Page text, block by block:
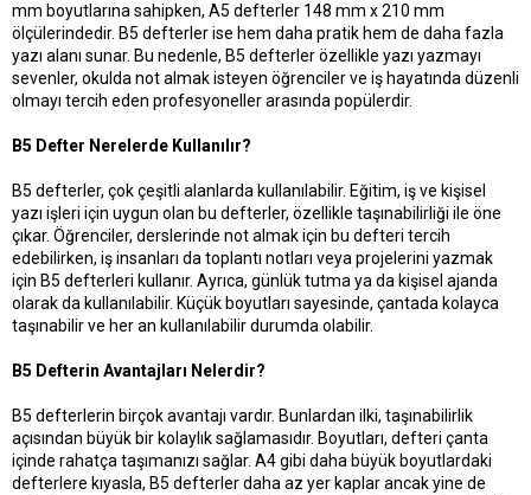
mm boyutlarına sahipken, A5 defterler 148 mm x 210 mm
ölçülerindedir. B5 defterler ise hem daha pratik hem de daha fazla
yazı alanı sunar. Bu nedenle, B5 defterler özellikle yazı yazmayı
sevenler, okulda not almak isteyen öğrenciler ve iş hayatında düzenli
olmayı tercih eden profesyoneller arasında popülerdir.
B5 Defter Nerelerde Kullanılır?
B5 defterler, çok çeşitli alanlarda kullanılabilir. Eğitim, iş ve kişisel
yazı işleri için uygun olan bu defterler, özellikle taşınabilirliği ile öne
çıkar. Öğrenciler, derslerinde not almak için bu defteri tercih
edebilirken, iş insanları da toplantı notları veya projelerini yazmak
için B5 defterleri kullanır. Ayrıca, günlük tutma ya da kişisel ajanda
olarak da kullanılabilir. Küçük boyutları sayesinde, çantada kolayca
taşınabilir ve her an kullanılabilir durumda olabilir.
B5 Defterin Avantajları Nelerdir?
B5 defterlerin birçok avantajı vardır. Bunlardan ilki, taşınabilirlik
açısından büyük bir kolaylık sağlamasıdır. Boyutları, defteri çanta
içinde rahatça taşımanızı sağlar. A4 gibi daha büyük boyutlardaki
defterlere kıyasla, B5 defterler daha az yer kaplar ancak yine de